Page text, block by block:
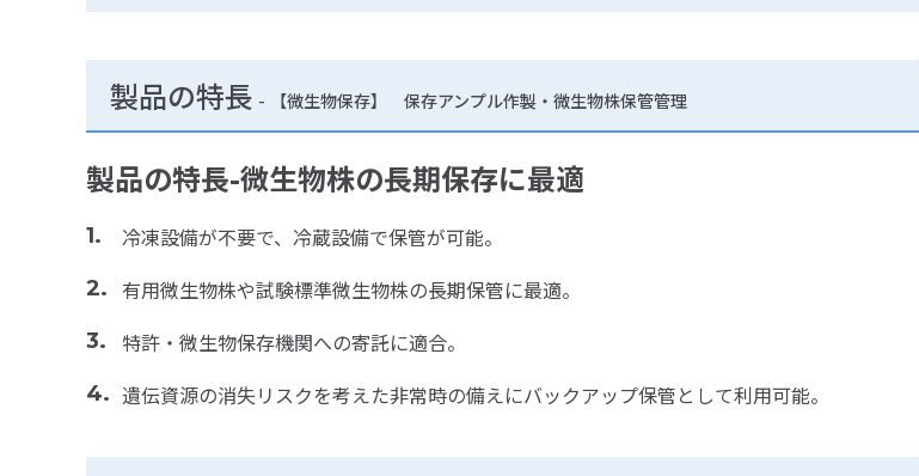
製品の特長 - 【微生物保存】 保存アンプル作製・微生物株保管管理
製品の特長-微生物株の長期保存に最適
冷凍設備が不要で、冷蔵設備で保管が可能。
有用微生物株や試験標準微生物株の長期保管に最適。
特許・微生物保存機関への寄託に適合。
遺伝資源の消失リスクを考えた非常時の備えにバックアップ保管として利用可能。